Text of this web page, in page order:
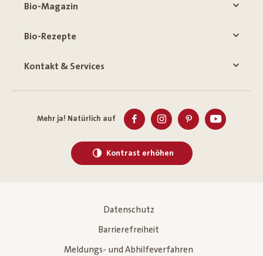
Bio-Magazin
Bio-Rezepte
Kontakt & Services
Mehr ja! Natürlich auf
Kontrast erhöhen
Datenschutz
Barrierefreiheit
Meldungs- und Abhilfeverfahren